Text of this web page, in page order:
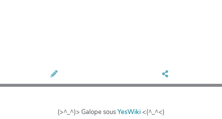
(>^_^)> Galope sousYesWiki<(^_^<)